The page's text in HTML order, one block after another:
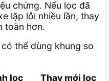
chứng. Nếu lọc đã
lặp lỗi nhiều lần, thay
toàn hơn.
thể dùng khung so
lọc
Thay mới lọc